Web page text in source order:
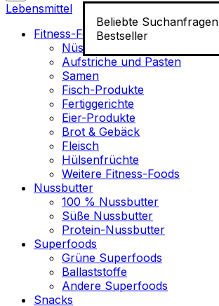
Beliebte Suchanfragen
Bestseller
Lebensmittel
Fitness-Food
Nüsse
Aufstriche und Pasten
Samen
Fisch-Produkte
Fertiggerichte
Eier-Produkte
Brot & Gebäck
Fleisch
Hülsenfrüchte
Weitere Fitness-Foods
Nussbutter
100 % Nussbutter
Süße Nussbutter
Protein-Nussbutter
Superfoods
Grüne Superfoods
Ballaststoffe
Andere Superfoods
Snacks